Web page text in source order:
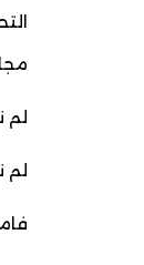
لم
لم